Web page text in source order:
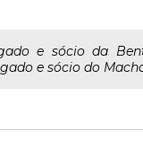
e sócio da
e sócio do